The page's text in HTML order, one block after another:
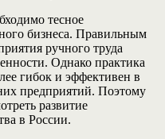
тесное
бизнеса. Правильным
ручного труда
Однако практика
гибок и эффективен в
предприятий. Поэтому
развитие
в России.